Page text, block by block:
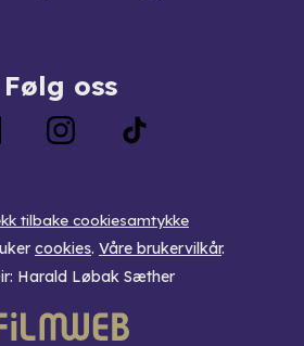
Følg oss
tilbake cookiesamtykke
cookies. Våre brukervilkår.
Harald Løbak Sæther